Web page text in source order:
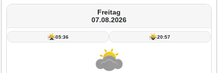
Freitag
07.08.2026
05:36 20:57